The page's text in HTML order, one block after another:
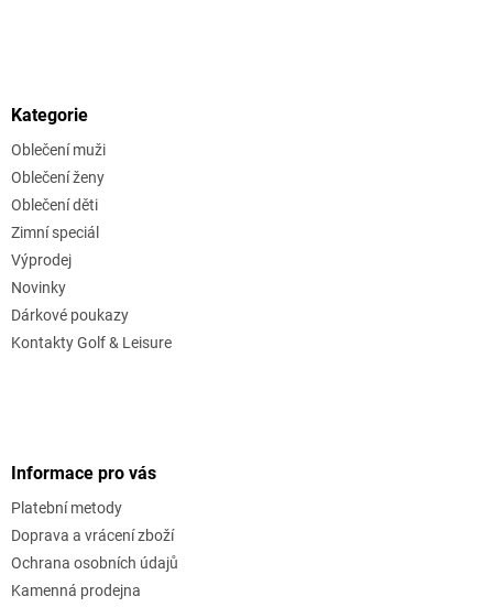
Kategorie
Oblečení muži
Oblečení ženy
Oblečení děti
Zimní speciál
Výprodej
Novinky
Dárkové poukazy
Kontakty Golf & Leisure
Informace pro vás
Platební metody
Doprava a vrácení zboží
Ochrana osobních údajů
Kamenná prodejna